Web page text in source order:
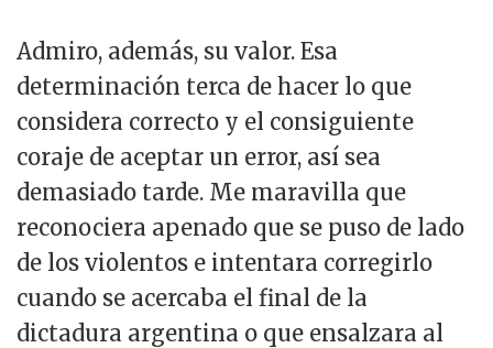
Admiro, además, su valor. Esa
determinación terca de hacer lo que
considera correcto y el consiguiente
coraje de aceptar un error, así sea
demasiado tarde. Me maravilla que
reconociera apenado que se puso de lado
de los violentos e intentara corregirlo
cuando se acercaba el final de la
dictadura argentina o que ensalzara al